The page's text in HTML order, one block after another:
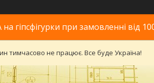
при замовленні від
тимчасово не працює. Все буде Україна!